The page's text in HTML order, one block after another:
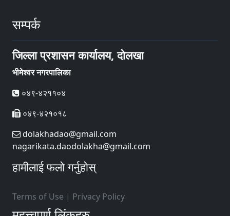
सम्पर्क
जिल्ला प्रशासन कार्यालय, दोलखा
भीमेश्वर नगरपालिका
०४९-४२११०४
०४९-४२१०१८
dolakhadao@gmail.com
nagarikata.daodolakha@gmail.com
हामीलाई फलो गर्नुहोस्
Terms of Use | Privacy Policy